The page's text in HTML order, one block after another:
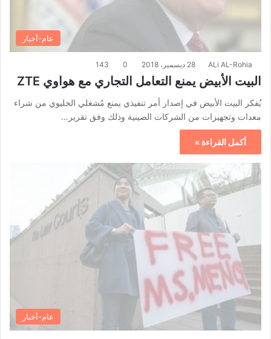
عام-أخبار
ALi AL-Rohia 28 ديسمبر، 2018 0
143
البيت الأبيض يمنع التعامل التجاري مع هواوي ZTE
يُفكر البيت الأبيض في إصدار أمر تنفيذي يمنع مُشغلي الخليوي من شراء
معدات وتجهيزات من الشركات الصينية وذلك وفق تقرير…
أكمل القراءة »
عام-أخبار